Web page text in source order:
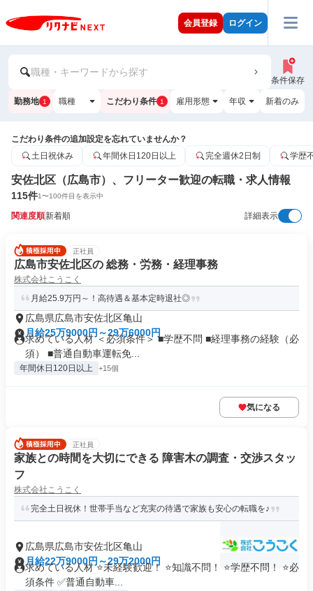
会員登録 ログイン
職種・キーワードから探す
条件保存
勤務地 1 職種 こだわり条件 1 雇用形態 年収 新着のみ
こだわり条件の追加設定を忘れていませんか？
土日祝休み
年間休日120日以上 完全週休2日制 学歴
安佐北区（広島市）、フリーター歓迎の転職・求人情報
115件1〜100件目を表示中
関連度順新着順 詳細表示
正社員
広島市安佐北区の 総務・労務・経理事務
株式会社こうこく
月給25.9万円～！高待遇＆基本定時退社◎
広島県広島市安佐北区亀山
月給25万9000円～29万6000円
求めている人材 ＜必須条件＞ ■学歴不問 ■経理事務の経験（必
須） ■普通自動車運転免...
年間休日120日以上 +15個
気になる
正社員
家族との時間を大切にできる 障害木の調査・交渉スタッ
フ
株式会社こうこく
完全土日祝休！世帯手当など充実の待遇で家族も安心の転職を♪
広島県広島市安佐北区亀山
月給22万9000円～29万2000円
求めている人材 ⭐未経験歓迎！ ⭐知識不問！ ⭐学歴不問！ ⭐必
須条件 ✅普通自動車...